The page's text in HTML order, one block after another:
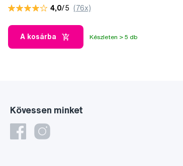
4,0/5 (76x)
A kosárba Készleten > 5 db
Kövessen minket